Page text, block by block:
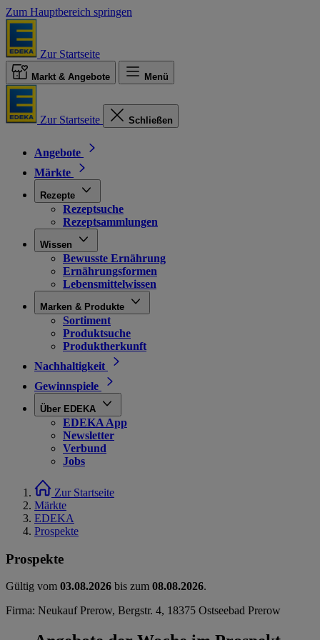
Zum Hauptbereich springen
Zur Startseite
Markt & Angebote Menü
Zur Startseite Schließen
Angebote
Märkte
Rezepte
Rezeptsuche
Rezeptsammlungen
Wissen
Bewusste Ernährung
Ernährungsformen
Lebensmittelwissen
Marken & Produkte
Sortiment
Produktsuche
Produktherkunft
Nachhaltigkeit
Gewinnspiele
Über EDEKA
EDEKA App
Newsletter
Verbund
Jobs
Zur Startseite
Märkte
EDEKA
Prospekte
Prospekte
Gültig vom 03.08.2026 bis zum 08.08.2026.
Firma: Neukauf Prerow, Bergstr. 4, 18375 Ostseebad Prerow